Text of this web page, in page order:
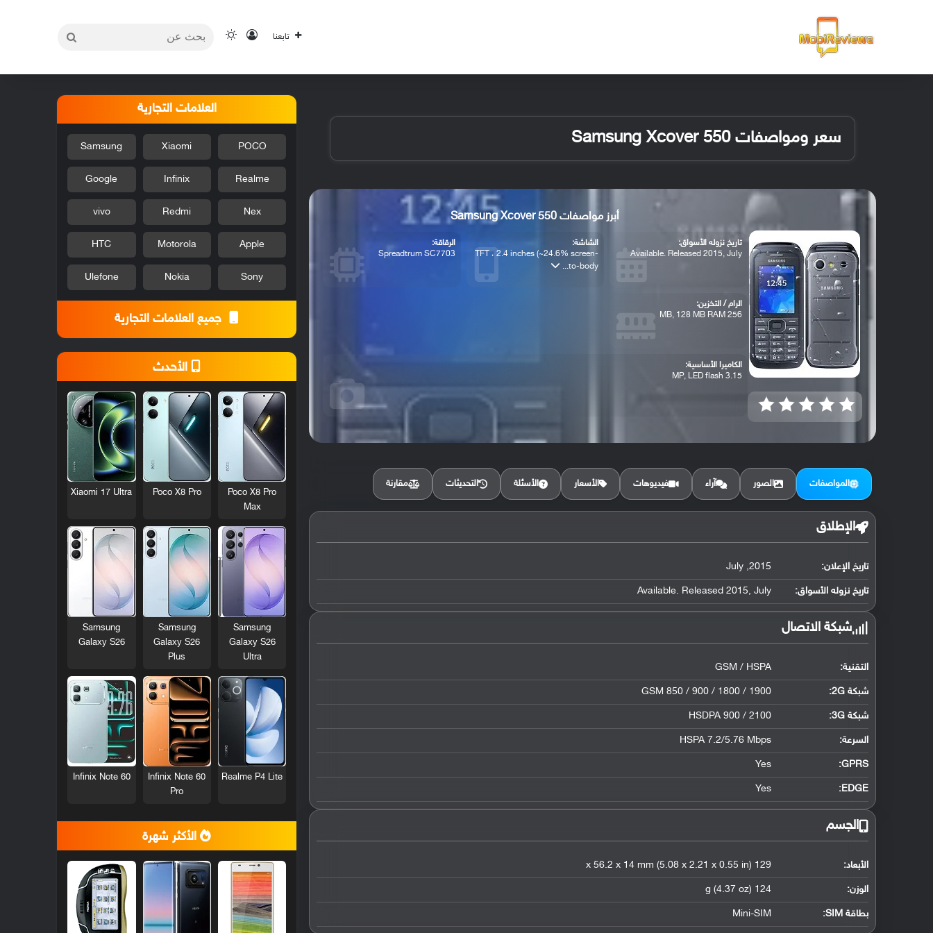
تابعنا تسجيل الدخول
الوضع المظلم
سعر ومواصفات Samsung Xcover 550
أبرز مواصفات Samsung Xcover 550
تاريخ نزوله الأسواق:
Available. Released 2015, July
الشاشة:
TFT ، 2.4 inches (~24.6% screen-
to-body...
الرقاقة:
Spreadtrum SC7703
الرام / التخزين:
256 MB, 128 MB RAM
الكاميرا الأساسية:
3.15 MP, LED flash
المواصفات الصور آراء فيديوهات الأسعار الأسئلة التحديثات مقارنة
الإطلاق
تاريخ الإعلان: 2015, July
تاريخ نزوله الأسواق: Available. Released 2015, July
شبكة الاتصال
التقنية: GSM / HSPA
شبكة 2G: GSM 850 / 900 / 1800 / 1900
شبكة 3G :
HSDPA 900 / 2100
السرعة: HSPA 7.2/5.76 Mbps
GPRS:
Yes
EDGE:
Yes
الجسم
الأبعاد: 129 x 56.2 x 14 mm (5.08 x 2.21 x 0.55 in)
الوزن: 124 g (4.37 oz)
بطاقة SIM: Mini-SIM
العلامات التجارية
POCO
Xiaomi
Samsung
Realme
Infinix
Google
Nex
Redmi
vivo
Apple
Motorola
HTC
Sony
Nokia
Ulefone
جميع العلامات التجارية
الأحدث
Poco X8 Pro
Max
Poco X8 Pro
Xiaomi 17 Ultra
Samsung
Galaxy S26
Ultra
Samsung
Galaxy S26
Plus
Samsung
Galaxy S26
Realme P4 Lite
Infinix Note 60
Pro
Infinix Note 60
الأكثر شهرة